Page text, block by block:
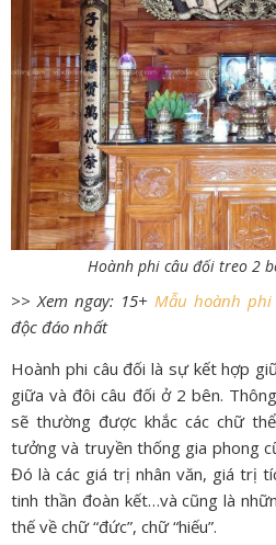
Hoành phi câu đối treo 2
>> Xem ngay: 15+ Mẫu hoành
độc đáo nhất
Hoành phi câu đối là sự kết hợp
giữa và đôi câu đối ở 2 bên.
sẽ thường được khắc các chữ
tưởng và truyền thống gia phong
Đó là các giá trị nhân văn, giá trị
tinh thần đoàn kết…và cũng là
thế về chữ “đức”, chữ “hiếu”.